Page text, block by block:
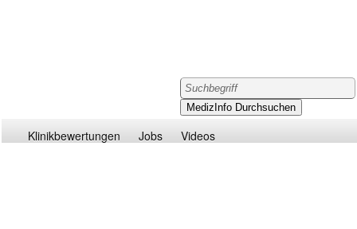
Klinikbewertungen Jobs Videos